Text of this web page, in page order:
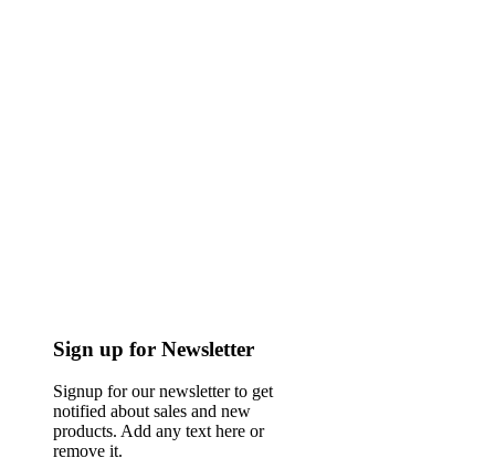
Sign up for Newsletter
Signup for our newsletter to get
notified about sales and new
products. Add any text here or
remove it.